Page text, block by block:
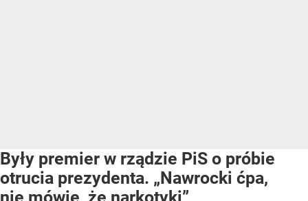
Były premier w rządzie PiS o próbie
otrucia prezydenta. „Nawrocki ćpa,